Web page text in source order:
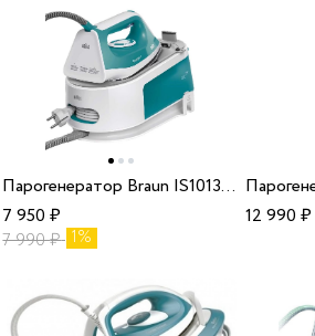
Парогенератор Braun IS1013GR
7 950₽
7 990₽ 1%
12 990₽